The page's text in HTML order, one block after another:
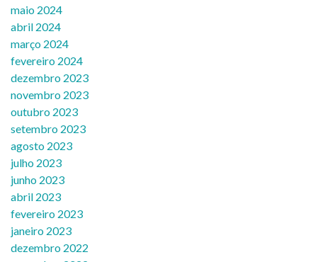
maio 2024
abril 2024
março 2024
fevereiro 2024
dezembro 2023
novembro 2023
outubro 2023
setembro 2023
agosto 2023
julho 2023
junho 2023
abril 2023
fevereiro 2023
janeiro 2023
dezembro 2022